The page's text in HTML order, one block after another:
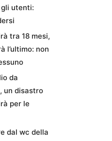
gli utenti:
tra 18 mesi,
l’ultimo: non
da
un disastro
per le
dal wc della